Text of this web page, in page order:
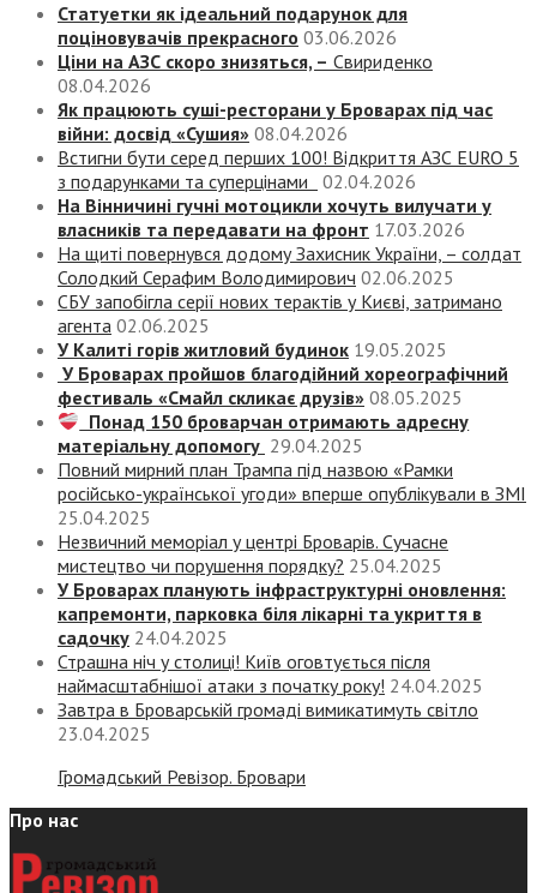
Статуетки як ідеальний подарунок для
поціновувачів прекрасного 03.06.2026
Ціни на АЗС скоро знизяться, – Свириденко
08.04.2026
Як працюють суші-ресторани у Броварах під час
війни: досвід «Сушия» 08.04.2026
Встигни бути серед перших 100! Відкриття АЗС EURO 5
з подарунками та суперцінами
02.04.2026
На Вінничині гучні мотоцикли хочуть вилучати у
власників та передавати на фронт 17.03.2026
На щиті повернувся додому Захисник України, – солдат
Солодкий Серафим Володимирович 02.06.2025
СБУ запобігла серії нових терактів у Києві, затримано
агента 02.06.2025
У Калиті горів житловий будинок 19.05.2025
У Броварах пройшов благодійний хореографічний
фестиваль «Смайл скликає друзів» 08.05.2025
Понад 150 броварчан отримають адресну
матеріальну допомогу 29.04.2025
Повний мирний план Трампа під назвою «‎Рамки
російсько-української угоди» вперше опублікували в ЗМІ
25.04.2025
Незвичний меморіал у центрі Броварів. Сучасне
мистецтво чи порушення порядку? 25.04.2025
У Броварах планують інфраструктурні оновлення:
капремонти, парковка біля лікарні та укриття в
садочку 24.04.2025
Страшна ніч у столиці! Київ оговтується після
наймасштабнішої атаки з початку року! 24.04.2025
Завтра в Броварській громаді вимикатимуть світло
23.04.2025
Громадський Ревізор. Бровари
Про нас